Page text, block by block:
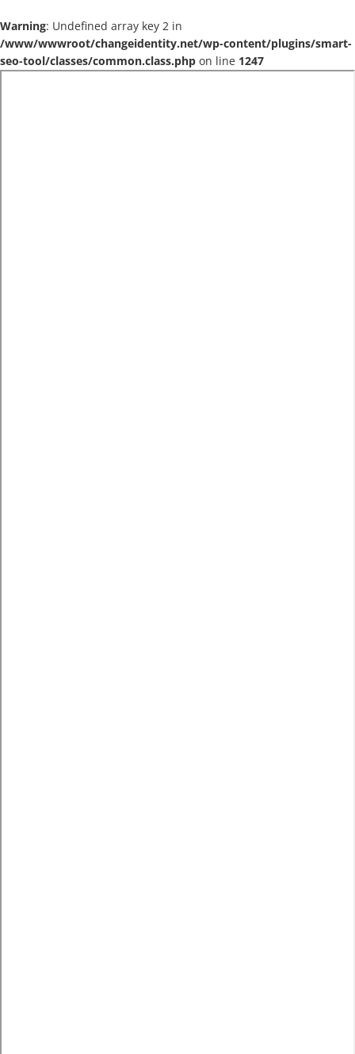
Warning: Undefined array key 2 in
/www/wwwroot/changeidentity.net/wp-content/plugins/smart-
seo-tool/classes/common.class.php on line 1247